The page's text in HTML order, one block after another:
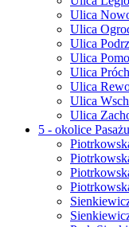
Ulica
Ulica
Ulica
Ulica
Ulica
Ulica
Ulica
Ulica
5 - okolice